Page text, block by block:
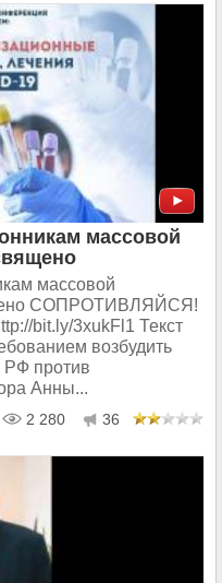
массовой
массовой
СОПРОТИВЛЯЙСЯ!
bit.ly/3xukFl1 Текст
возбудить
РФ против
Анны...
2 280 36